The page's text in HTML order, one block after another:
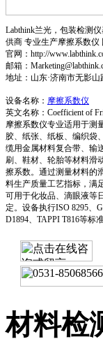
Labthink兰光，包装检测
供商 专业生产摩擦系数仪
官网：http://
邮箱：
地址：山东·济南市无影山
设备名称： 摩擦系数仪
英文名称：Coefficient of
摩擦系数仪专业适用于测
胶、纸张、纸板、编织袋
缆用金属材料复合带、输
刷、鞋材、轮胎等材料滑
擦系数。通过测量材料的
料生产质量工艺指标，满
可用于化妆品、滴眼液等
定。设备执行ISO 8295、
D1894、TAPPI T816等标准
材料检